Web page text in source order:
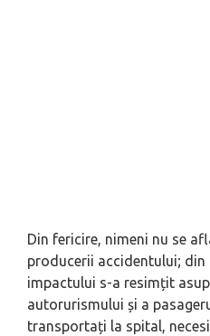
Din fericire, nimeni nu se
producerii accidentului; din
impactului s-a resimțit
autorurismului și a
transportați la spital,